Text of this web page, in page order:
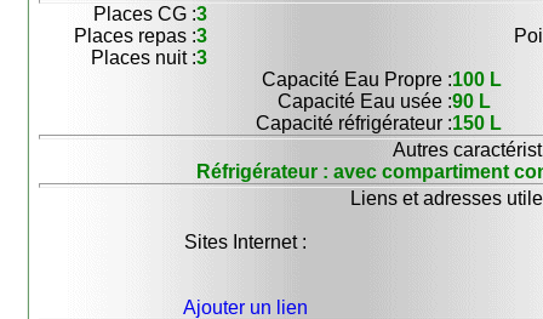
Places CG :3
Places repas :3
Places nuit :3
Capacité Eau Propre :100 L
Capacité Eau usée :90 L
Capacité réfrigérateur :150 L
Autres
Réfrigérateur : avec compartiment
Liens et adresses
Sites Internet :
Ajouter un lien